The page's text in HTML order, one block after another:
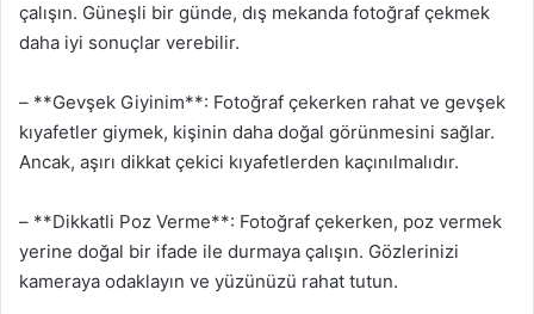
çalışın. Güneşli bir günde, dış mekanda fotoğraf çekmek
daha iyi sonuçlar verebilir.
– **Gevşek Giyinim**: Fotoğraf çekerken rahat ve gevşek
kıyafetler giymek, kişinin daha doğal görünmesini sağlar.
Ancak, aşırı dikkat çekici kıyafetlerden kaçınılmalıdır.
– **Dikkatli Poz Verme**: Fotoğraf çekerken, poz vermek
yerine doğal bir ifade ile durmaya çalışın. Gözlerinizi
kameraya odaklayın ve yüzünüzü rahat tutun.